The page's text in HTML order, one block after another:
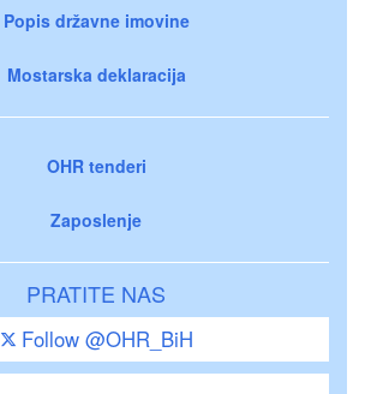
Popis državne imovine
Mostarska deklaracija
OHR tenderi
Zaposlenje
PRATITE NAS
Follow @OHR_BiH